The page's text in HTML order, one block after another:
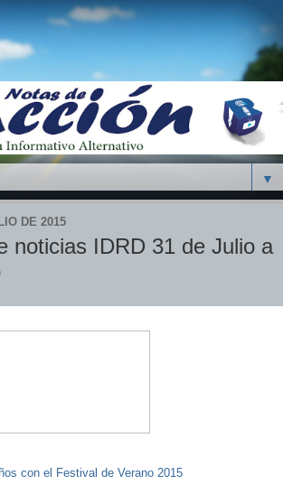
▼
DE 2015
noticias IDRD 31 de Julio a
con el Festival de Verano 2015